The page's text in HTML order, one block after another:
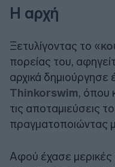
Η αρχή
Ξετυλίγοντας το «
πορείας του,
αρχικά δημιούργησε
Thinkorswim, όπου
τις αποταμιεύσεις
πραγματοποιώντας
Αφού έχασε μερικές